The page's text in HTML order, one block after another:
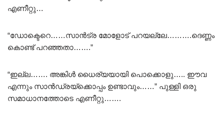
എണീറ്റു…
“ഡോക്ടെറെ……സാൻട്ര മോളോട് പറയല്ലേ……….ദെണ്ണം
കൊണ്ട് പറഞ്ഞതാ…….”
“ഇല്ല……. അങ്കിൾ ധൈര്യയായി പൊക്കൊളു….. ഈവ
എന്നും സാൻഡ്രയ്ക്കൊപ്പം ഉണ്ടാവും……” പുള്ളി ഒരു
സമാധാനത്തോടെ എണീറ്റു…….